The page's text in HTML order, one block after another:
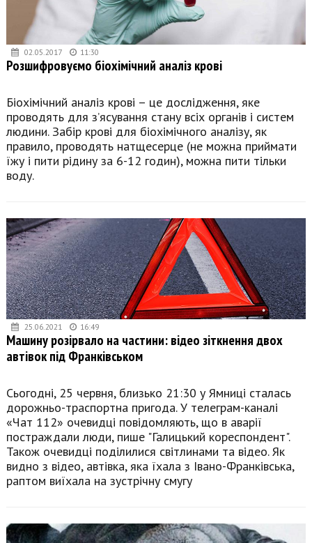
02.05.2017 11:30
Розшифровуємо біохімічний аналіз крові
Біохімічний аналіз крові – це дослідження, яке
проводять для з’ясування стану всіх органів і систем
людини. Забір крові для біохімічного аналізу, як
правило, проводять натщесерце (не можна приймати
їжу і пити рідину за 6-12 годин), можна пити тільки
воду.
25.06.2021 16:49
Машину розірвало на частини: відео зіткнення двох
автівок під Франківськом
Сьогодні, 25 червня, близько 21:30 у Ямниці сталась
дорожньо-траспортна пригода. У телеграм-каналі
«Чат 112» очевидці повідомляють, що в аварії
постраждали люди, пише "Галицький кореспондент".
Також очевидці поділилися світлинами та відео. Як
видно з відео, автівка, яка їхала з Івано-Франківська,
раптом виїхала на зустрічну смугу